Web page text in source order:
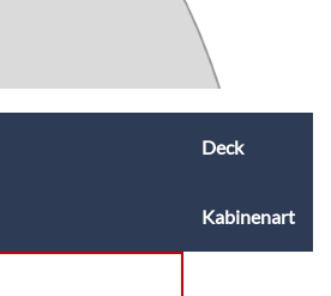
Deck
Kabinenart